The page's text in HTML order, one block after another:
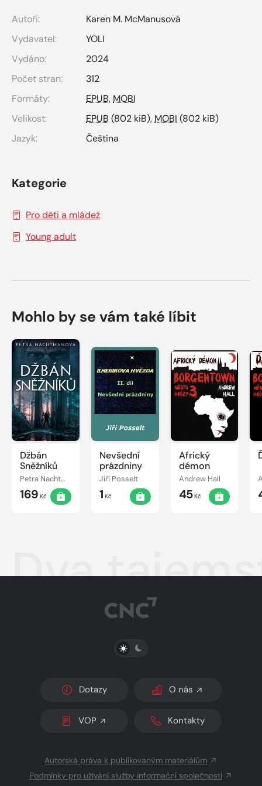
Autoři:
Karen M. McManusová
Vydavatel:
YOLI
Vydáno:
2024
Počet stran:
312
Formáty:
EPUB, MOBI
Velikost:
EPUB (802 kiB), MOBI (802 kiB)
Jazyk:
Čeština
Kategorie
Pro děti a mládež
Young adult
Mohlo by se vám také líbit
Džbán
Sněžníků
Petra Nachtmanová
169 Kč
Nevšední
prázdniny
Jiří Posselt
1 Kč
Africký
démon
Andrew Hall
45Kč
Dva
PŘEPNOUT SVĚTLÝ/TMAVÝ REŽIM
Dotazy O nás
VOP Kontakty
Autorská práva k publikovaným materiálům
Podmínky pro užívání služby informační společnosti